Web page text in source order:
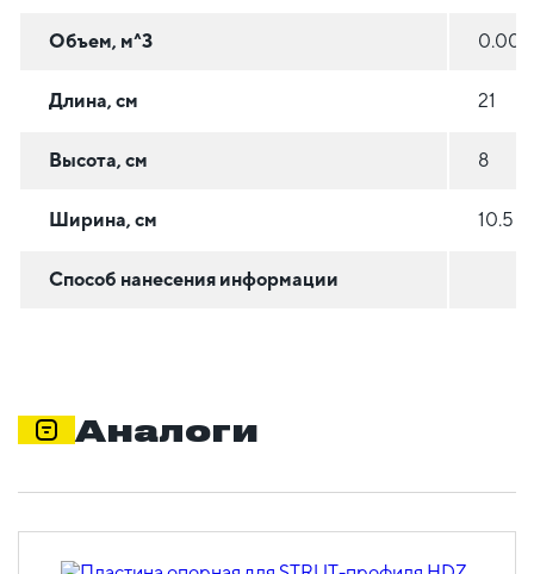
Объем, м^3
Длина, см 21
Высота, см 8
Ширина, см 10.5
Способ нанесения информации
Аналоги